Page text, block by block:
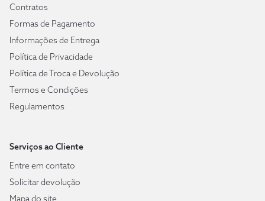
Contratos
Formas de Pagamento
Informações de Entrega
Política de Privacidade
Política de Troca e Devolução
Termos e Condições
Regulamentos
Serviços ao Cliente
Entre em contato
Solicitar devolução
Mapa do site